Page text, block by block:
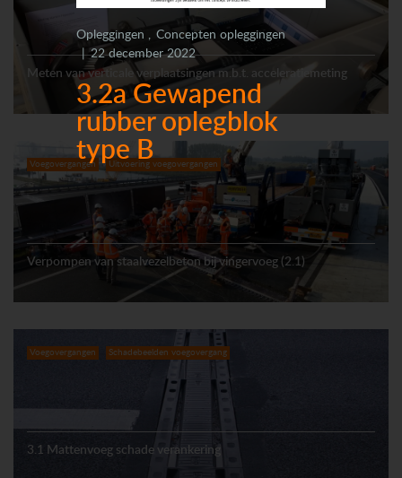
Meten van verticale verplaatsingen m.b.t. acceleratiemeting
Voegovergangen Uitvoering voegovergangen
Verpompen van staalvezelbeton bij vingervoeg (2.1)
Voegovergangen Schadebeelden voegovergang
3.1 Mattenvoeg schade verankering
Opleggingen
Concepten opleggingen
22 december 2022
3.2a Gewapend
rubber oplegblok
type B